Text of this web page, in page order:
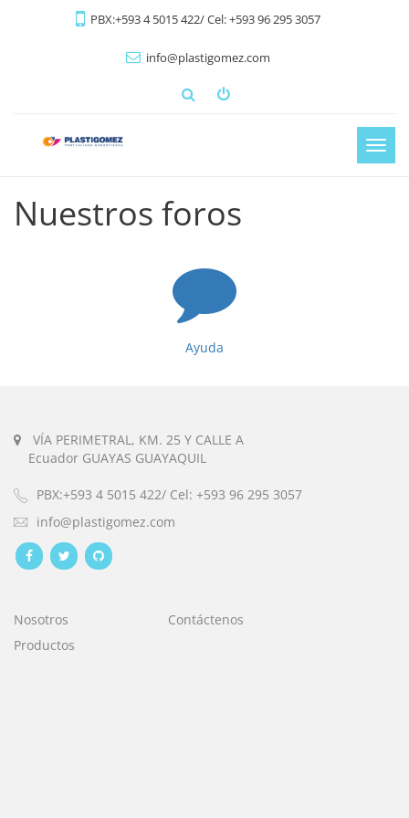
PBX:+593 4 5015 422/ Cel: +593 96 295 3057
info@plastigomez.com
Nuestros foros
Ayuda
VÍA PERIMETRAL, KM. 25 Y CALLE A
Ecuador GUAYAS GUAYAQUIL
PBX:+593 4 5015 422/ Cel: +593 96 295 3057
info@plastigomez.com
Nosotros
Contáctenos
Productos